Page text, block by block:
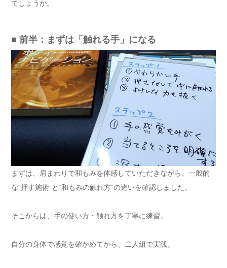
でしょうか。
■ 前半：まずは「触れる手」になる
まずは、肩まわりで和もみを体感していただきながら、一般的
な“押す施術”と“和もみの触れ方”の違いを確認しました。
そこからは、手の使い方・触れ方を丁寧に練習。
自分の身体で感覚を確かめてから、二人組で実践。